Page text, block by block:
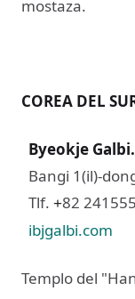
mostaza.
COREA DEL
Byeokje Galbi.
Bangi 1(il)-
Tlf. +82
ibjgalbi.com
Templo del